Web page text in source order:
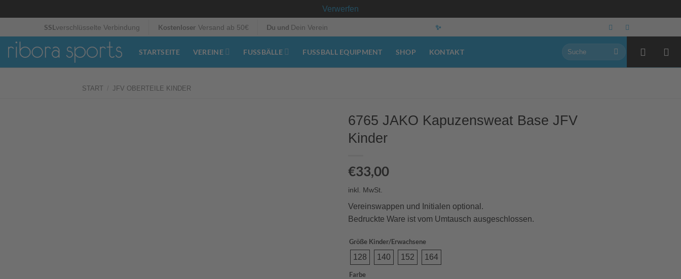
Verwerfen
Inhalt
springen
SSL verschlüsselte Verbindung Kostenloser Versand ab 50€ Du und Dein Verein ✨
STARTSEITE VEREINE FUSSBÄLLE FUSSBALL EQUIPMENT SHOP KONTAKT
Suchen
START JFV OBERTEILE KINDER
6765 JAKO Kapuzensweat Base JFV
Kinder
€33,00
inkl. MwSt.
Vereinswappen und Initialen optional.
Bedruckte Ware ist vom Umtausch ausgeschlossen.
Größe Kinder/Erwachsene
128 140 152 164
Farbe